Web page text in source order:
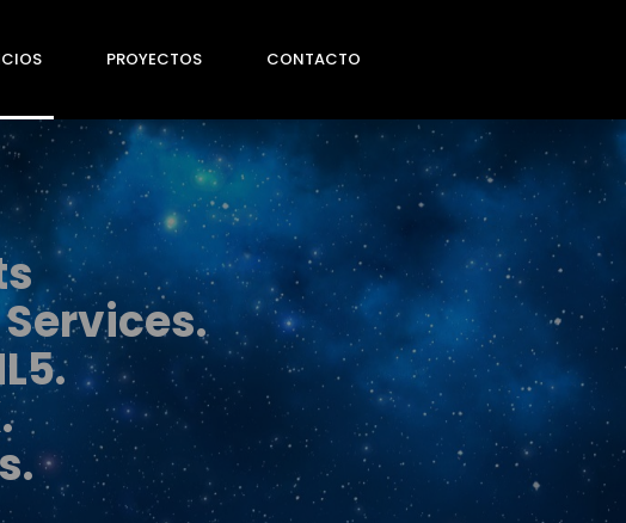
PROYECTOS CONTACTO